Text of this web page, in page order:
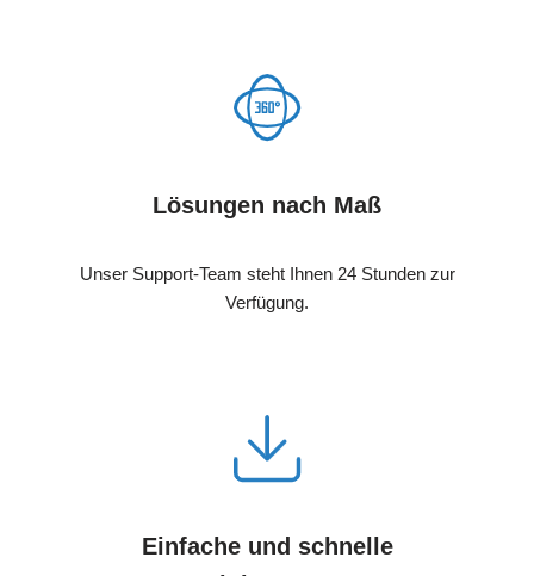
Lösungen nach Maß
Unser Support-Team steht Ihnen 24 Stunden zur
Verfügung.
Einfache und schnelle